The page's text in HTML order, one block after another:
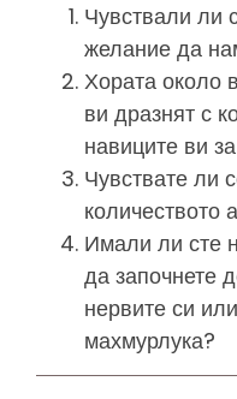
Чувствали ли
желание да
Хората около
ви дразнят с
навиците ви
Чувствате ли
количеството
Имали ли сте
да започнете
нервите си
махмурлука?